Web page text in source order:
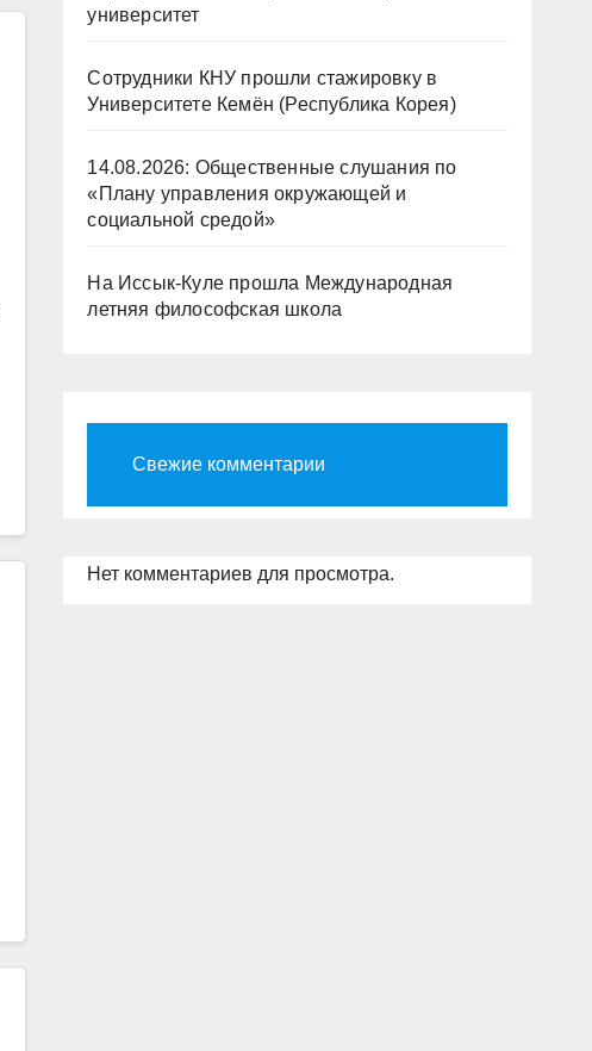
университет
Сотрудники КНУ прошли стажировку в
Университете Кемён (Республика Корея)
14.08.2026: Общественные слушания по
«Плану управления окружающей и
социальной средой»
На Иссык-Куле прошла Международная
летняя философская школа
Свежие комментарии
Нет комментариев для просмотра.